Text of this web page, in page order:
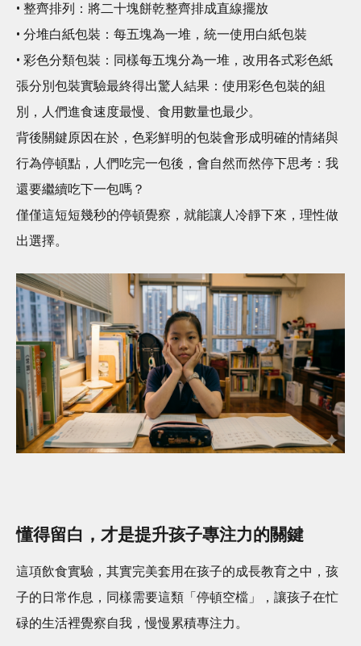
• 整齊排列：將二十塊餅乾整齊排成直線擺放
• 分堆白紙包裝：每五塊為一堆，統一使用白紙包裝
• 彩色分類包裝：同樣每五塊分為一堆，改用各式彩色紙
張分別包裝實驗最終得出驚人結果：使用彩色包裝的組
別，人們進食速度最慢、食用數量也最少。
背後關鍵原因在於，色彩鮮明的包裝會形成明確的情緒與
行為停頓點，人們吃完一包後，會自然而然停下思考：我
還要繼續吃下一包嗎？
僅僅這短短幾秒的停頓覺察，就能讓人冷靜下來，理性做
出選擇。
懂得留白，才是提升孩子專注力的關鍵
這項飲食實驗，其實完美套用在孩子的成長教育之中，孩
子的日常作息，同樣需要這類「停頓空檔」，讓孩子在忙
碌的生活裡覺察自我，慢慢累積專注力。